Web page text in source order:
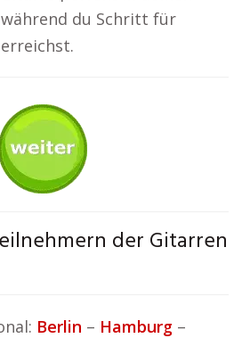
du Schritt für
der Gitarren
Berlin – Hamburg –